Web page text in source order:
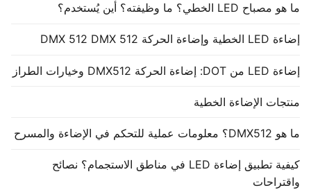
ما هو مصباح LED الخطي؟ ما وظيفته؟ أين يُستخدم؟
إضاءة LED الخطية وإضاءة الحركة DMX 512 DMX 512
إضاءة LED من DOT: إضاءة الحركة DMX512 وخيارات الطراز
منتجات الإضاءة الخطية
ما هو DMX512؟ معلومات عملية للتحكم في الإضاءة والمسرح
كيفية تطبيق إضاءة LED في مناطق الاستجمام؟ نصائح
واقتراحات